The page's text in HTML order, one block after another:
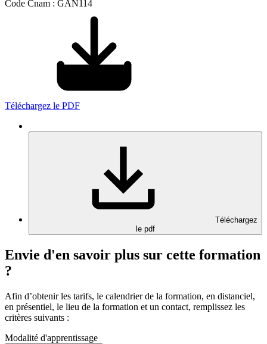
Code Cnam : GAN114
Téléchargez le PDF
Téléchargez
le pdf
Envie d'en savoir plus sur cette formation
?
Afin d’obtenir les tarifs, le calendrier de la formation, en distanciel,
en présentiel, le lieu de la formation et un contact, remplissez les
critères suivants :
Modalité d'apprentissage